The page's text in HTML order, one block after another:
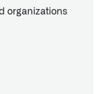
organizations